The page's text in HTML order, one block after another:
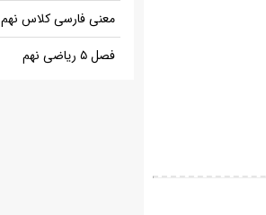
معنی فارسی کلاس نهم
فصل ۵ ریاضی نهم